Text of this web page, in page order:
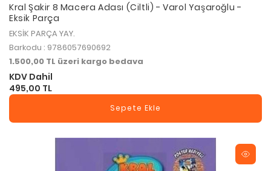
Kral Şakir 8 Macera Adası (Ciltli) - Varol Yaşaroğlu -
Eksik Parça
EKSİK PARÇA YAY.
Barkodu : 9786057690692
1.500,00 TL üzeri kargo bedava
KDV Dahil
495,00 TL
Sepete Ekle